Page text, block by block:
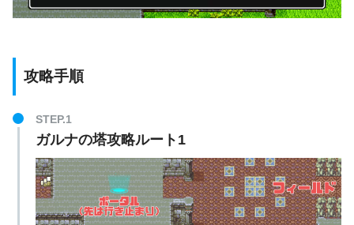
キラーエイプ
お金：45G
ごうけつぐま
EXP：440
お金：55G
攻略手順
STEP.1
ガルナの塔攻略ルート1